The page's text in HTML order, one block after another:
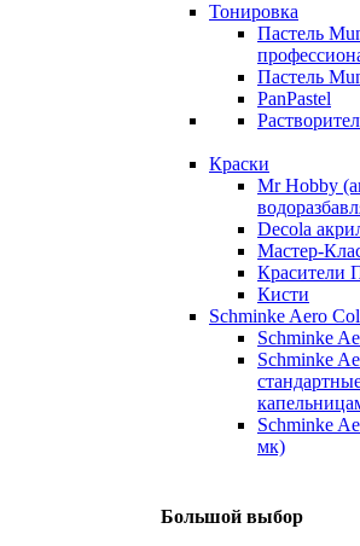
Тонировка
Пастель
Пастель
PanPastel
Краски
Mr Hobby
Decola
Мастер-
Красители
Кисти
Schminke Aero
Schminke
Schminke
Schminke
мк)
Большой выбор